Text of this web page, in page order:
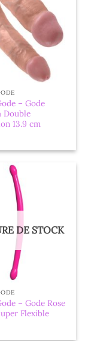
– Gode
Double
13.9 cm
DE STOCK
– Gode ​​Rose
Flexible